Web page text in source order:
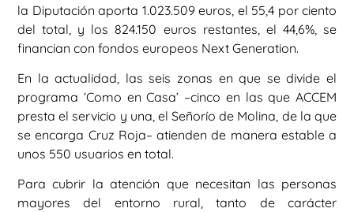
la Diputación aporta 1.023.509 euros, el 55,4 por ciento
del total, y los 824.150 euros restantes, el 44,6%, se
financian con fondos europeos Next Generation.
En la actualidad, las seis zonas en que se divide el
programa ‘Como en Casa’ –cinco en las que ACCEM
presta el servicio y una, el Señorío de Molina, de la que
se encarga Cruz Roja– atienden de manera estable a
unos 550 usuarios en total.
Para cubrir la atención que necesitan las personas
mayores del entorno rural, tanto de carácter